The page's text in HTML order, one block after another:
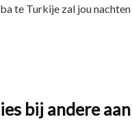
te Turkije zal jou
bij andere